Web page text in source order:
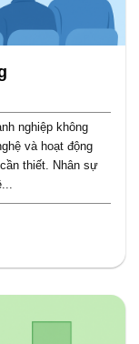
nghiệp không
và hoạt động
thiết. Nhân sự